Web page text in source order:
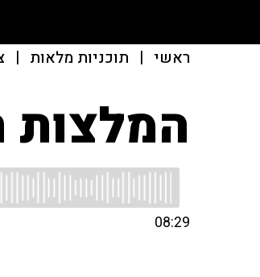
ראשי | תוכניות מלאות |
המלצות
08:29